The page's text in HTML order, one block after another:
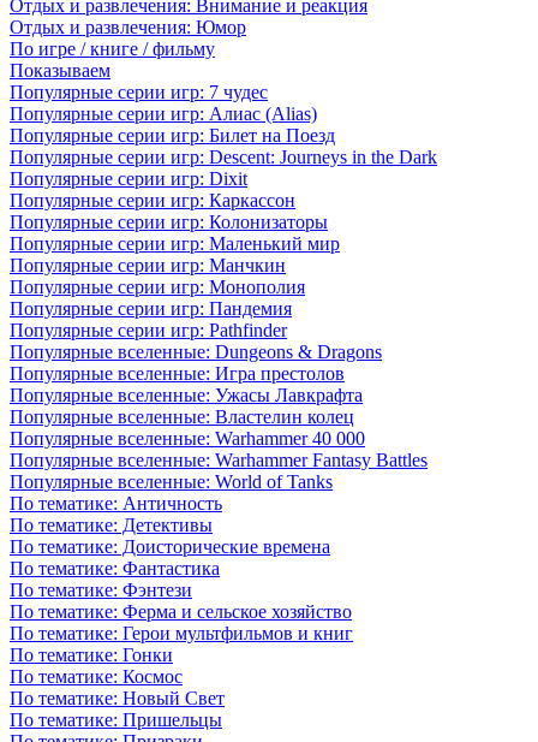
Отдых и развлечения: Внимание и реакция
Отдых и развлечения: Юмор
По игре / книге / фильму
Показываем
Популярные серии игр: 7 чудес
Популярные серии игр: Алиас (Alias)
Популярные серии игр: Билет на Поезд
Популярные серии игр: Descent: Journeys in the Dark
Популярные серии игр: Dixit
Популярные серии игр: Каркассон
Популярные серии игр: Колонизаторы
Популярные серии игр: Маленький мир
Популярные серии игр: Манчкин
Популярные серии игр: Монополия
Популярные серии игр: Пандемия
Популярные серии игр: Pathfinder
Популярные вселенные: Dungeons & Dragons
Популярные вселенные: Игра престолов
Популярные вселенные: Ужасы Лавкрафта
Популярные вселенные: Властелин колец
Популярные вселенные: Warhammer 40 000
Популярные вселенные: Warhammer Fantasy Battles
Популярные вселенные: World of Tanks
По тематике: Античность
По тематике: Детективы
По тематике: Доисторические времена
По тематике: Фантастика
По тематике: Фэнтези
По тематике: Ферма и сельское хозяйство
По тематике: Герои мультфильмов и книг
По тематике: Гонки
По тематике: Космос
По тематике: Новый Свет
По тематике: Пришельцы